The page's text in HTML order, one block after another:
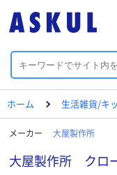
ホーム 生活雑貨/キ
メーカー 大屋製作所
大屋製作所 クロ